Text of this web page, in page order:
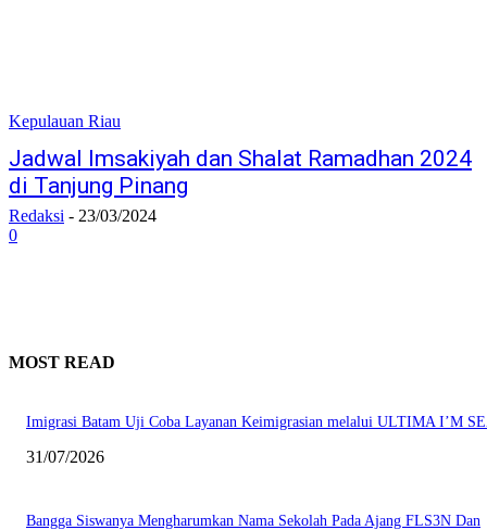
Kepulauan Riau
Jadwal Imsakiyah dan Shalat Ramadhan 2024
di Tanjung Pinang
Redaksi - 23/03/2024
0
MOST READ
Imigrasi Batam Uji Coba Layanan Keimigrasian melalui ULTIMA I’M
31/07/2026
Bangga Siswanya Mengharumkan Nama Sekolah Pada Ajang FLS3N Dan